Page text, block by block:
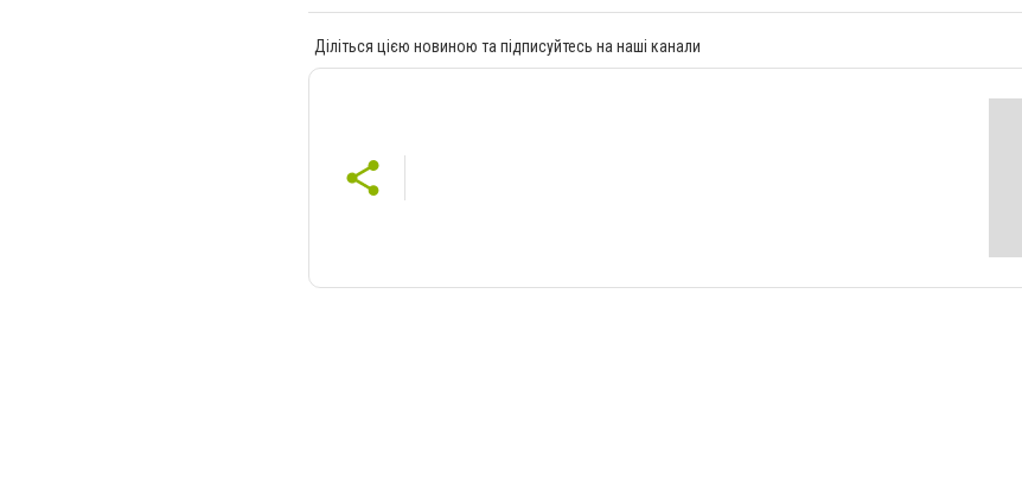
Діліться цією новиною та підписуйтесь на наші канали